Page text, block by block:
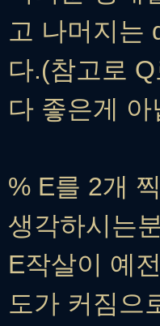
고 나머지는
다.(참고로
다 좋은게 아
% E를 2개
생각하시는
E작살이 예
도가 커짐으